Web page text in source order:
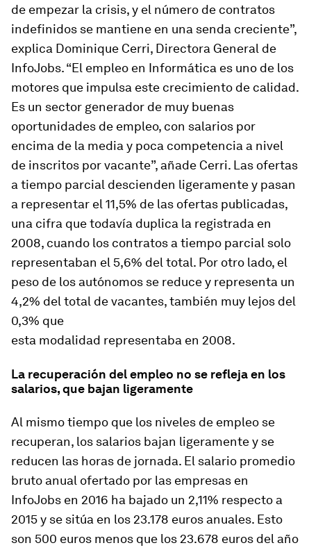
de empezar la crisis, y el número de contratos
indefinidos se mantiene en una senda creciente”,
explica Dominique Cerri, Directora General de
InfoJobs. “El empleo en Informática es uno de los
motores que impulsa este crecimiento de calidad.
Es un sector generador de muy buenas
oportunidades de empleo, con salarios por
encima de la media y poca competencia a nivel
de inscritos por vacante”, añade Cerri. Las ofertas
a tiempo parcial descienden ligeramente y pasan
a representar el 11,5% de las ofertas publicadas,
una cifra que todavía duplica la registrada en
2008, cuando los contratos a tiempo parcial solo
representaban el 5,6% del total. Por otro lado, el
peso de los autónomos se reduce y representa un
4,2% del total de vacantes, también muy lejos del
0,3% que
esta modalidad representaba en 2008.
La recuperación del empleo no se refleja en los
salarios, que bajan ligeramente
Al mismo tiempo que los niveles de empleo se
recuperan, los salarios bajan ligeramente y se
reducen las horas de jornada. El salario promedio
bruto anual ofertado por las empresas en
InfoJobs en 2016 ha bajado un 2,11% respecto a
2015 y se sitúa en los 23.178 euros anuales. Esto
son 500 euros menos que los 23.678 euros del año